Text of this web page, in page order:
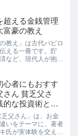
育者にとって、子ど
益な読書の時間を作
ことでしょう。
超える金銭管理
豪の教え
教え」は古代バビロ
える一冊です。貯
など、現代人が抱え
築き、人生を豊かに
とができます。
心者にもおすす
さん 貧乏父さ
的な投資術と
乏父さん」は、お金
いをテーマに、著者
氏が実体験を交えな